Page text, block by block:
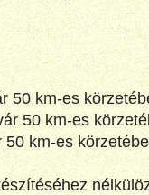
50 km-es
50 km-es
km-es